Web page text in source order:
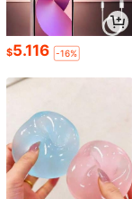
$5.116 -16%